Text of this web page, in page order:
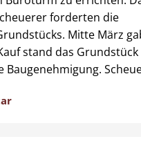
forderten die
Mitte März
stand das
Baugenehmigung.